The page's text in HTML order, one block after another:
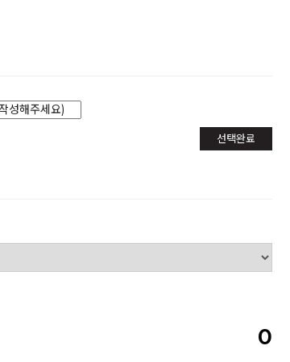
선택완료
0